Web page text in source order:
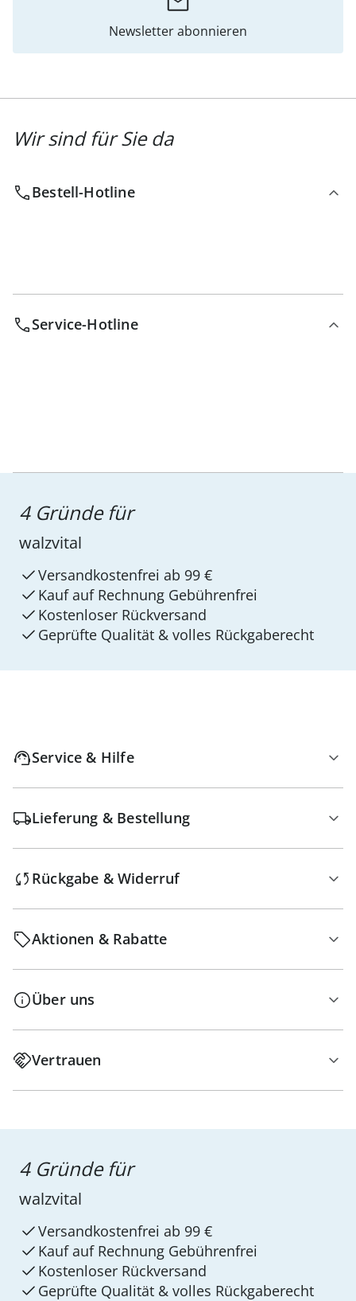
Newsletter abonnieren
Wir sind für Sie da
Bestell-Hotline
Service-Hotline
4 Gründe für
walzvital
Versandkostenfrei ab 99 €
Kauf auf Rechnung Gebührenfrei
Kostenloser Rückversand
Geprüfte Qualität & volles Rückgaberecht
Service & Hilfe
Lieferung & Bestellung
Rückgabe & Widerruf
Aktionen & Rabatte
Über uns
Vertrauen
4 Gründe für
walzvital
Versandkostenfrei ab 99 €
Kauf auf Rechnung Gebührenfrei
Kostenloser Rückversand
Geprüfte Qualität & volles Rückgaberecht